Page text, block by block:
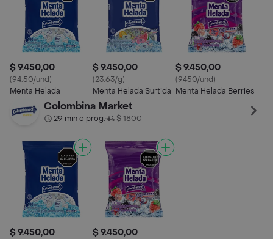
$ 9.450,00
(94.50/und)
Menta Helada
$ 9.450,00
(23.63/g)
Menta Helada Surtida
$ 9.450,00
(9450/und)
Menta Helada Berries
Colombina Market
29 min o prog.• $ 1800
$ 9.450,00 $ 9.450,00